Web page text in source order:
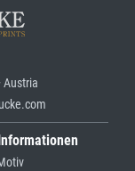
Austria